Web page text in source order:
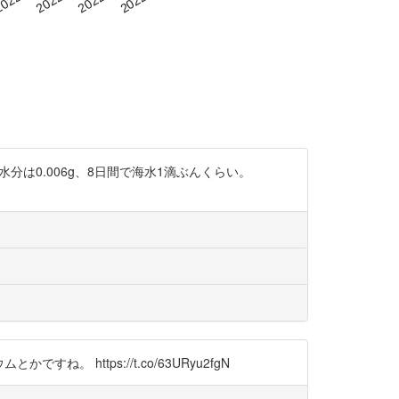
は0.006g、8日間で海水1滴ぶんくらい。
とかですね。 https://t.co/63URyu2fgN